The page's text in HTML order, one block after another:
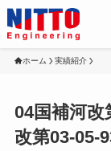
ホーム 実績紹介
04国補河改
改第03-05-